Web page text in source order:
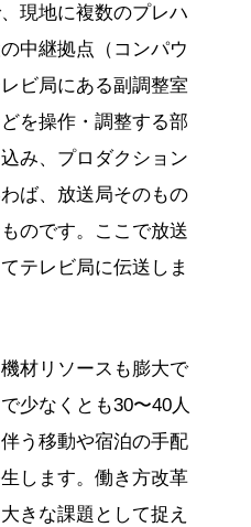
現地に複数のプレハ
中継拠点（コンパウ
ビ局にある副調整室
を操作・調整する部
み、プロダクション
ば、放送局そのもの
のです。ここで放送
テレビ局に伝送しま
材リソースも膨大で
少なくとも30〜40人
う移動や宿泊の手配
します。働き方改革
きな課題として捉え